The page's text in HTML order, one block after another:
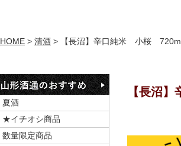
HOME 清酒 【長沼】辛口純米 小桜
【長沼
夏酒
★イチオシ商品
数量限定商品